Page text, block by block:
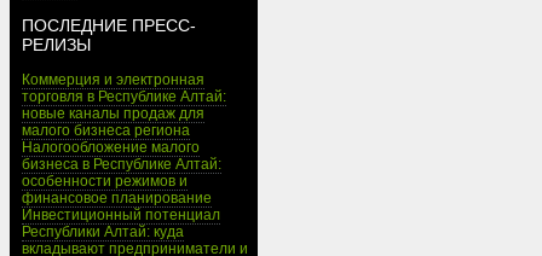
ПОСЛЕДНИЕ ПРЕСС-
РЕЛИЗЫ
Коммерция и электронная
торговля в Республике Алтай:
новые каналы продаж для
малого бизнеса региона
Налогообложение малого
бизнеса в Республике Алтай:
особенности режимов и
финансовое планирование
Инвестиционный потенциал
Республики Алтай: куда
вкладывают предприниматели и